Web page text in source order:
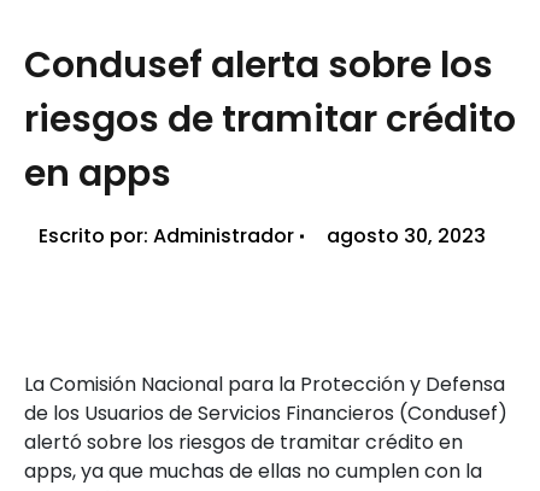
Condusef alerta sobre los
riesgos de tramitar crédito
en apps
Escrito por: Administrador agosto 30, 2023
La Comisión Nacional para la Protección y Defensa
de los Usuarios de Servicios Financieros (Condusef)
alertó sobre los riesgos de tramitar crédito en
apps, ya que muchas de ellas no cumplen con la